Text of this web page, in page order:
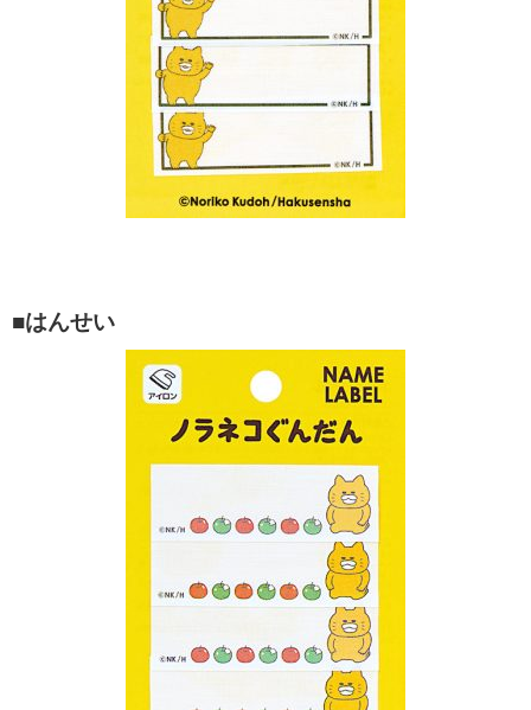
■はんせい